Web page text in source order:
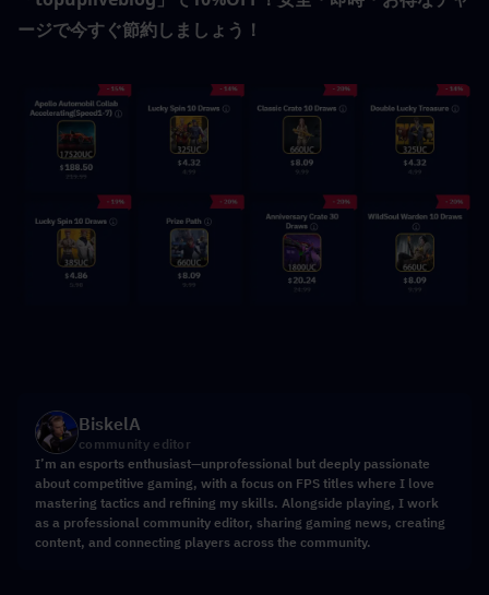
ージで今すぐ節約しましょう！
BiskelA
community editor
I’m an esports enthusiast—unprofessional but deeply passionate
about competitive gaming, with a focus on FPS titles where I love
mastering tactics and refining my skills. Alongside playing, I work
as a professional community editor, sharing gaming news, creating
content, and connecting players across the community.